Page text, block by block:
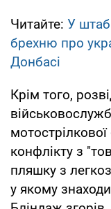
Читайте: У
брехню про
Донбасі
Крім того,
конфлікту з
пляшку з
у якому